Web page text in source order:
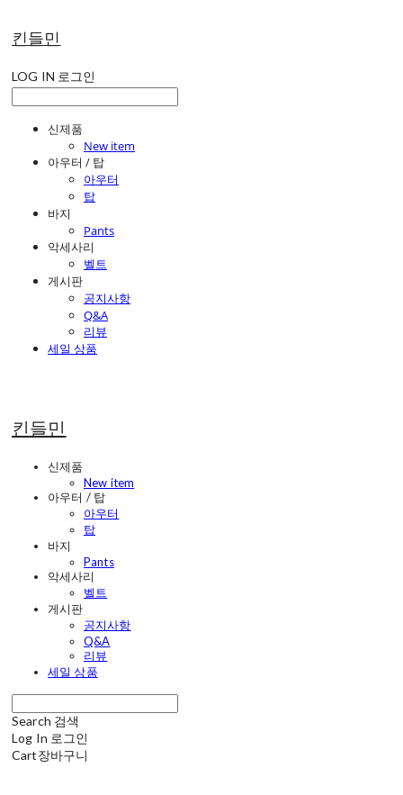
킨들민
LOG IN 로그인
신제품
New item
아우터 / 탑
아우터
탑
바지
Pants
악세사리
벨트
게시판
공지사항
Q&A
리뷰
세일 상품
킨들민
신제품
New item
아우터 / 탑
아우터
탑
바지
Pants
악세사리
벨트
게시판
공지사항
Q&A
리뷰
세일 상품
Search 검색
Log In 로그인
Cart장바구니